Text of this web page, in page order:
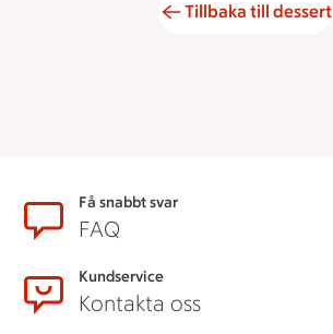
Tillbaka till dessert
SidfotFå snabbt svar
FAQ
Kundservice
Kontakta oss